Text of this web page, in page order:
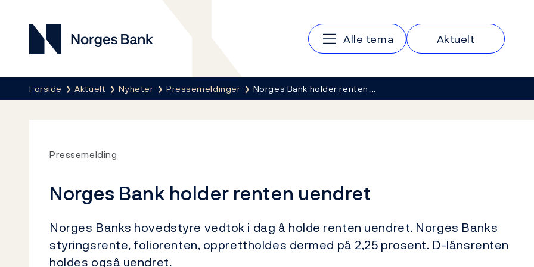
Norges Bank
Hovedmeny
Alle tema Aktuelt
Her er du nå:
Forside Aktuelt Nyheter Pressemeldinger Norges Bank holder renten …
Pressemelding
Norges Bank holder renten uendret
Norges Banks hovedstyre vedtok i dag å holde renten uendret. Norges Banks
styringsrente, foliorenten, opprettholdes dermed på 2,25 prosent. D-lånsrenten
holdes også uendret.